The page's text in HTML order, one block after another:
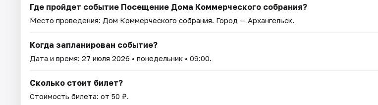
Где пройдет событие Посещение Дома Коммерческого собрания?
Место проведения: Дом Коммерческого собрания. Город — Архангельск.
Когда запланирован событие?
Дата и время: 27 июля 2026 • понедельник • 09:00.
Сколько стоит билет?
Стоимость билета: от 50 ₽.